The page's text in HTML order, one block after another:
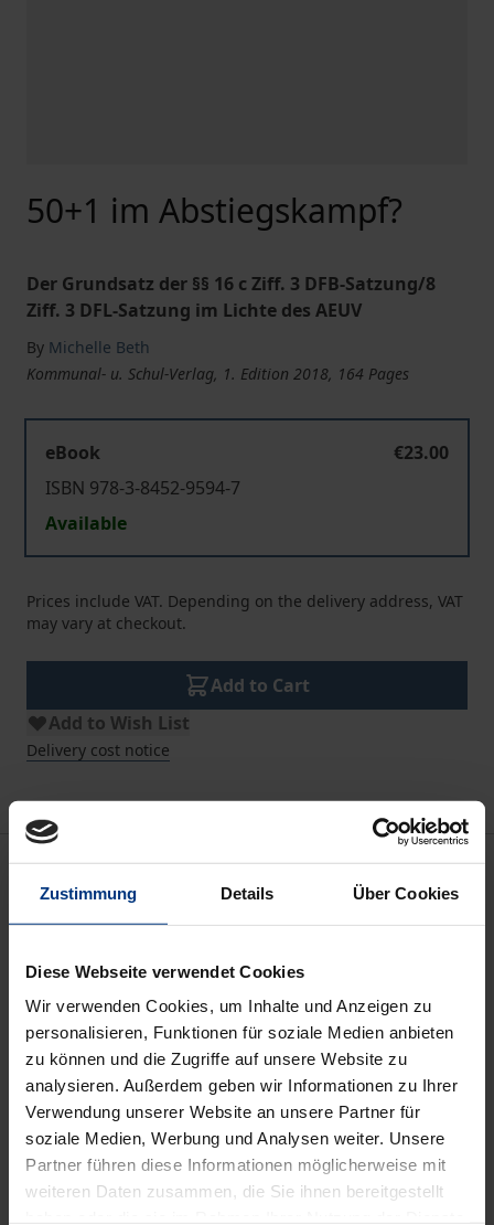
Zustimmung Details Über Cookies
Diese Webseite verwendet Cookies
Wir verwenden Cookies, um Inhalte und Anzeigen zu
personalisieren, Funktionen für soziale Medien anbieten
zu können und die Zugriffe auf unsere Website zu
analysieren. Außerdem geben wir Informationen zu Ihrer
Verwendung unserer Website an unsere Partner für
soziale Medien, Werbung und Analysen weiter. Unsere
Partner führen diese Informationen möglicherweise mit
weiteren Daten zusammen, die Sie ihnen bereitgestellt
50+1 im Abstiegskampf?
Der Grundsatz der §§ 16 c Ziff. 3 DFB-Satzung/8
Ziff. 3 DFL-Satzung im Lichte des AEUV
By Michelle Beth
Kommunal- u. Schul-Verlag, 1. Edition 2018, 164 Pages
eBook
€23.00
ISBN 978-3-8452-9594-7
Available
Prices include VAT. Depending on the delivery address, VAT
may vary at checkout.
Add to Cart
Add to Wish List
Delivery cost notice
Description
Nach dem Grundsatz der sog. „50+1-Regel“ kann
eine ausgegliederte Fußballkapitalgesellschaft nur
aufnehmen, wenn der ursprüngliche Mutterverein
mehrheitlich an ihr beteiligt ist. Mit Einführung der
Verbandsregel im Jahre 1998 intendierte der DFB
eine ausgeglichene Wettbewerbssituation, in der
sich selbstbestimmte Profifußballklubs
gegenüberstehen, die über die organisatorische
Verbindung zum Mutterverein den Breitensport